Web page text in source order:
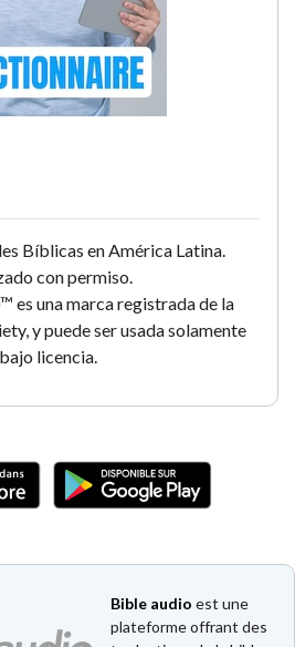
Bíblicas en América Latina.
con permiso.
es una marca registrada de la
y puede ser usada solamente
bajo licencia.
Bible audio est une
plateforme offrant des